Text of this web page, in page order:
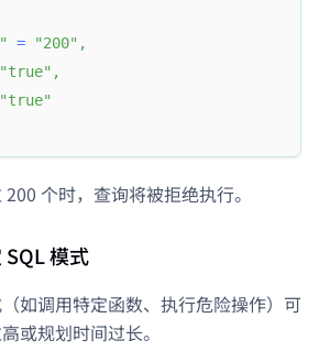
= "200" ,
"true" ,
"true"
个时，查询将被拒绝执行。
模式
如调用特定函数、执行危险操作）可
或规划时间过长。